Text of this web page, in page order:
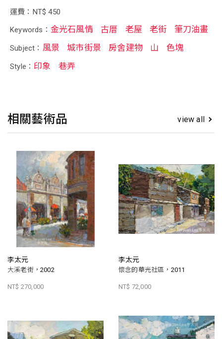
運費：NT$ 450
Keywords： 金光石風情 古厝 老屋 老街 筆刀油畫
Subject： 風景 城市街景 房舍建物 山 色塊
Style： 印象 巷弄
相關藝術品 view all
李太元
大溪老街，2002
NT$ 270,000
李太元
懷念的華光社區，2011
NT$ 72,000